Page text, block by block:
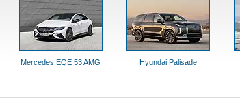
Mercedes EQE 53 AMG Hyundai Palisade